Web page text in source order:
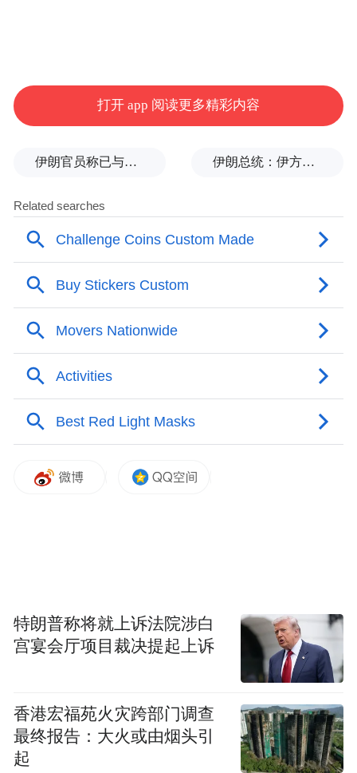
• 第13届亚洲诚信大奖 – “亚洲品牌的诚信象
征”
• 第13届金凤奖 – “全球女性至高荣耀”
• 第10届马来西亚杰出企业家大奖 – “马来西
担任贵宾嘉宾：YM Tengku Puteri Eebtysham
与 YM Tengku Long Hazlan殿下亲临盛会，为
盛典增添皇室光彩。大会在此向两位殿下表
示最深谢意，感激他们为活动带来的荣耀与
Hazells Tan隆重主持，并由马来西亚著名文
大会也特别邀请以下贵宾发表精彩致辞：
打开 app 阅读更多精彩内容
伊朗官员称已与阿曼就霍尔木兹海峡通行问题明确总体框架 伊朗总统：伊方未在涉谅解备忘录的谈判中作任何让步
特朗普称将就上诉法院涉白
宫宴会厅项目裁决提起上诉
香港宏福苑火灾跨部门调查
最终报告：大火或由烟头引
起